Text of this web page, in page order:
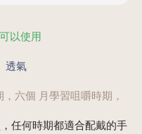
以使用
透氣
六個 月學習咀嚼時期，
任何時期都適合配戴的手